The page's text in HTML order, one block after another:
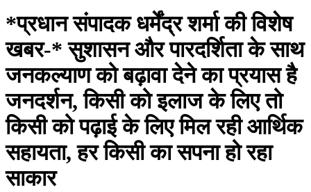
*प्रधान संपादक धर्मेंद्र शर्मा की विशेष
खबर-* सुशासन और पारदर्शिता के साथ
जनकल्याण को बढ़ावा देने का प्रयास है
जनदर्शन, किसी को इलाज के लिए तो
किसी को पढ़ाई के लिए मिल रही आर्थिक
सहायता, हर किसी का सपना हो रहा
साकार